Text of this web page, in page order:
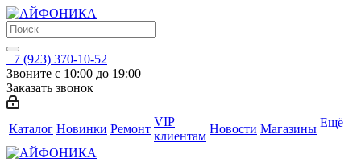
+7 (923) 370-10-52
Звоните с 10:00 до 19:00
Заказать звонок
Каталог Новинки Ремонт
VIP
клиентам
Новости Магазины Ещё